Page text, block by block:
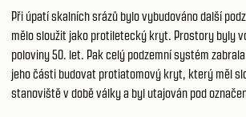
Při úpatí skalních srázů bylo vybudováno další
mělo sloužit jako protiletecký kryt. Prostory byly
poloviny 50. let. Pak celý podzemní systém
jeho části budovat protiatomový kryt, který měl
stanoviště v době války a byl utajován pod